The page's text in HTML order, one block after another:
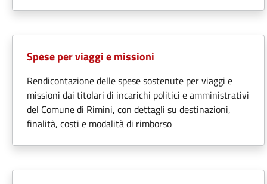
Spese per viaggi e missioni
Rendicontazione delle spese sostenute per viaggi e
missioni dai titolari di incarichi politici e amministrativi
del Comune di Rimini, con dettagli su destinazioni,
finalità, costi e modalità di rimborso